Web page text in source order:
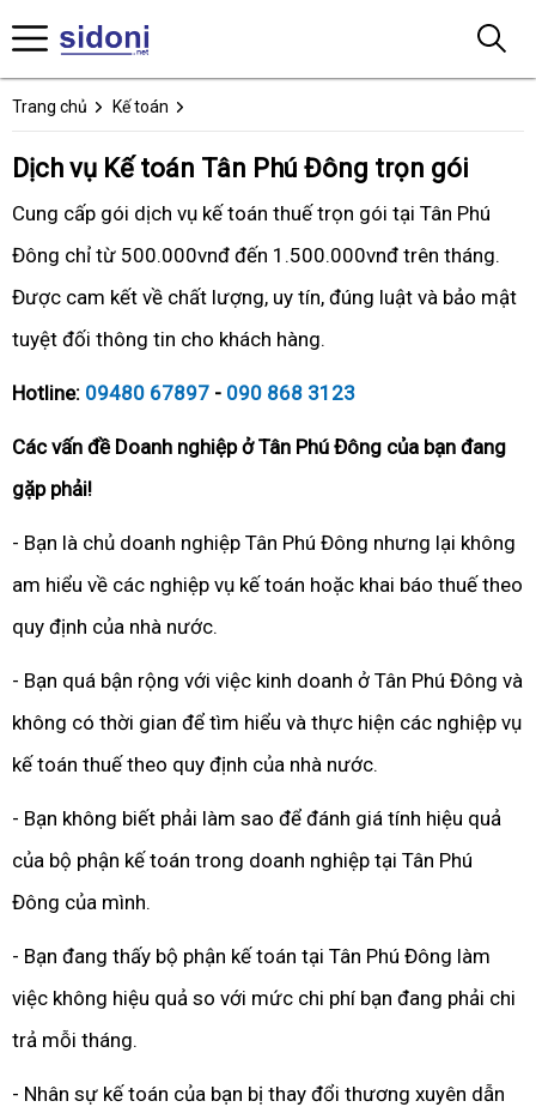
Trang chủ Kế toán
Dịch vụ Kế toán Tân Phú Đông trọn gói
Cung cấp gói dịch vụ kế toán thuế trọn gói tại Tân Phú
Đông chỉ từ 500.000vnđ đến 1.500.000vnđ trên tháng.
Được cam kết về chất lượng, uy tín, đúng luật và bảo mật
tuyệt đối thông tin cho khách hàng.
Hotline: 09480 67897 - 090 868 3123
Các vấn đề Doanh nghiệp ở Tân Phú Đông của bạn đang
gặp phải!
- Bạn là chủ doanh nghiệp Tân Phú Đông nhưng lại không
am hiểu về các nghiệp vụ kế toán hoặc khai báo thuế theo
quy định của nhà nước.
- Bạn quá bận rộng với việc kinh doanh ở Tân Phú Đông và
không có thời gian để tìm hiểu và thực hiện các nghiệp vụ
kế toán thuế theo quy định của nhà nước.
- Bạn không biết phải làm sao để đánh giá tính hiệu quả
của bộ phận kế toán trong doanh nghiệp tại Tân Phú
Đông của mình.
- Bạn đang thấy bộ phận kế toán tại Tân Phú Đông làm
việc không hiệu quả so với mức chi phí bạn đang phải chi
trả mỗi tháng.
- Nhân sự kế toán của bạn bị thay đổi thương xuyên dẫn